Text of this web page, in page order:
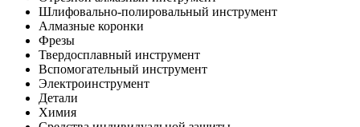
Шлифовально-полировальный инструмент
Алмазные коронки
Фрезы
Твердосплавный инструмент
Вспомогательный инструмент
Электроинструмент
Детали
Химия